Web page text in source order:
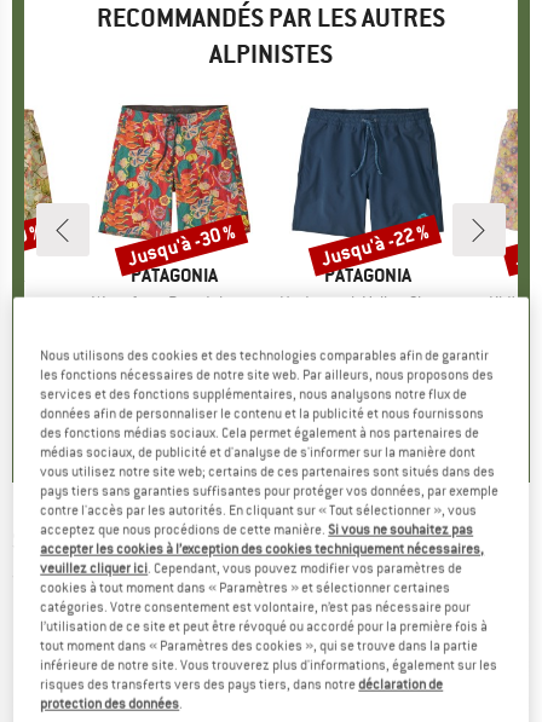
RECOMMANDÉS PAR LES AUTRES
ALPINISTES
4
)
%
MARQUE
PATAGONIA
Article
Wavefarer Boardshorts
52,47 €
5,0( 2)
Remise
Jusqu'à -30 %
MARQUE
PATAGONIA
Article
Hydropeak Volley Shorts
58,46 €
+2
5,0(1)
Remise
Jusqu'à -22 %
Article
Kid's
SPEEDO -SNA Print Volley 17'' - Boardshort
(0)
Nous utilisons des cookies et des technologies comparables afin de garantir
les fonctions nécessaires de notre site web. Par ailleurs, nous proposons des
services et des fonctions supplémentaires, nous analysons notre flux de
données afin de personnaliser le contenu et la publicité et nous fournissons
des fonctions médias sociaux. Cela permet également à nos partenaires de
médias sociaux, de publicité et d'analyse de s'informer sur la manière dont
vous utilisez notre site web; certains de ces partenaires sont situés dans des
pays tiers sans garanties suffisantes pour protéger vos données, par exemple
contre l'accès par les autorités. En cliquant sur « Tout sélectionner », vous
acceptez que nous procédions de cette manière.Si vous ne souhaitez pas
accepter les cookies à l’exception des cookies techniquement nécessaires,
veuillez cliquer ici. Cependant, vous pouvez modifier vos paramètres de
cookies à tout moment dans « Paramètres » et sélectionner certaines
catégories. Votre consentement est volontaire, n’est pas nécessaire pour
l’utilisation de ce site et peut être révoqué ou accordé pour la première fois à
tout moment dans « Paramètres des cookies », qui se trouve dans la partie
inférieure de notre site. Vous trouverez plus d'informations, également sur les
risques des transferts vers des pays tiers, dans notredéclaration de
protection des données.